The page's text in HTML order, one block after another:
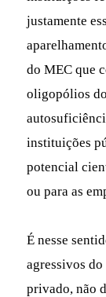
justamente
do MEC que
oligopólios
instituições
potencial
ou para as
É nesse
agressivos
privado, não